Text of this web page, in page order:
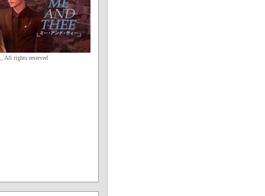
All rights reserved